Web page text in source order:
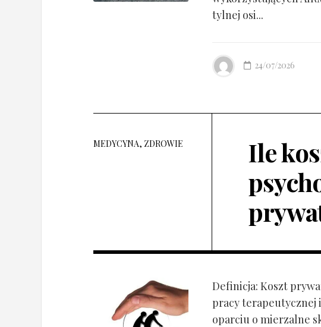
tylnej osi...
24/07/2026
MEDYCYNA, ZDROWIE
Ile
Definicja: Koszt
pracy terapeutycznej
oparciu o mierzalne